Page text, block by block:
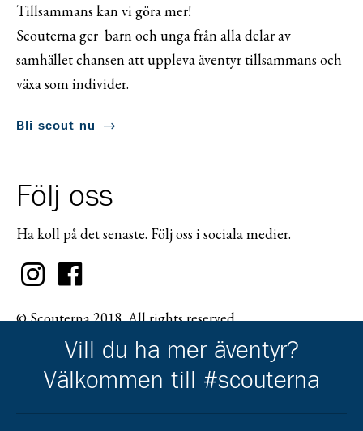
Tillsammans kan vi göra mer!
Scouterna ger barn och unga från alla delar av
samhället chansen att uppleva äventyr tillsammans och
växa som individer.
Bli scout nu
Följ oss
Ha koll på det senaste. Följ oss i sociala medier.
© Scouterna 2018. All rights reserved.
Vill du ha mer äventyr?
Välkommen till #scouterna